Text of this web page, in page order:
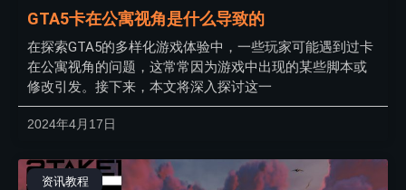
GTA5卡在公寓视角是什么导致的
在探索GTA5的多样化游戏体验中，一些玩家可能遇到过卡
在公寓视角的问题，这常常因为游戏中出现的某些脚本或
修改引发。接下来，本文将深入探讨这一
2024年4月17日
资讯教程